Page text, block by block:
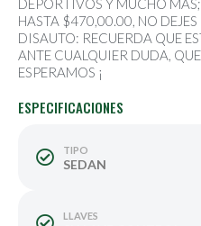
DEPORTIVOS Y MUCHO
HASTA $470,00.00, NO DEJES
DISAUTO: RECUERDA QUE
ANTE CUALQUIER DUDA,
ESPERAMOS ¡
ESPECIFICACIONES
TIPO
SEDAN
LLAVES